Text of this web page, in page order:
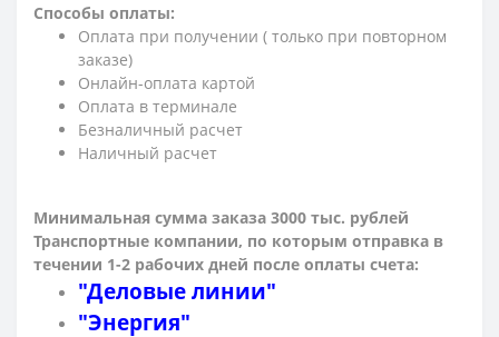
Способы оплаты:
Оплата при получении ( только при повторном
заказе)
Онлайн-оплата картой
Оплата в терминале
Безналичный расчет
Наличный расчет
Минимальная сумма заказа 3000 тыс. рублей
Транспортные компании, по которым отправка в
течении 1-2 рабочих дней после оплаты счета:
"Деловые линии"
"Энергия"